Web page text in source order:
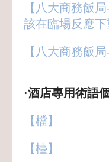
【八大商務飯
該在臨場反應下
【八大商務飯
·酒店專用術語
【檔】
【檯】